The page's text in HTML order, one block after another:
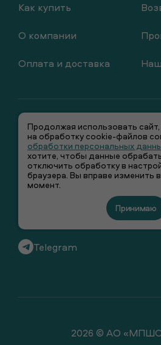
Как купить
О компании
Оплата и доставка
+7 (495) 66-00-106
info@smenawear.ru
Telegram
2026 © АО
Продолжая использовать
на обработку cookie-файлов
обработки персональных
хотите, чтобы данные
отключить обработку в
браузера. Вы вправе изменить
момент.
Принимаю